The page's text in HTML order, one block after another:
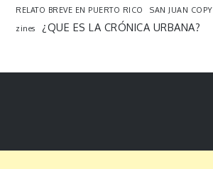
RELATO BREVE EN PUERTO RICO SAN JUAN COPY
zines
¿QUE ES LA CRÓNICA URBANA?